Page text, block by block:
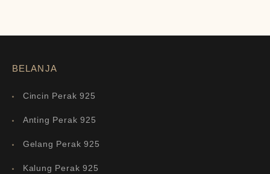
BELANJA
Cincin Perak 925
Anting Perak 925
Gelang Perak 925
Kalung Perak 925